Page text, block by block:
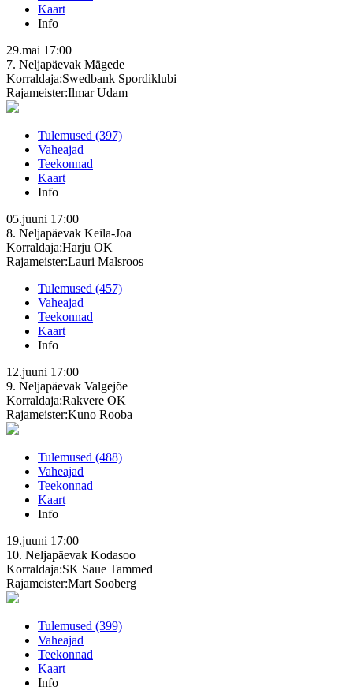
Kaart
Info
29.mai 17:00
7. Neljapäevak Mägede
Korraldaja:Swedbank Spordiklubi
Rajameister:Ilmar Udam
Tulemused (397)
Vaheajad
Teekonnad
Kaart
Info
05.juuni 17:00
8. Neljapäevak Keila-Joa
Korraldaja:Harju OK
Rajameister:Lauri Malsroos
Tulemused (457)
Vaheajad
Teekonnad
Kaart
Info
12.juuni 17:00
9. Neljapäevak Valgejõe
Korraldaja:Rakvere OK
Rajameister:Kuno Rooba
Tulemused (488)
Vaheajad
Teekonnad
Kaart
Info
19.juuni 17:00
10. Neljapäevak Kodasoo
Korraldaja:SK Saue Tammed
Rajameister:Mart Sooberg
Tulemused (399)
Vaheajad
Teekonnad
Kaart
Info